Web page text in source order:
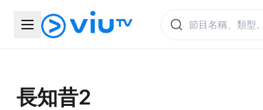
長知昔2